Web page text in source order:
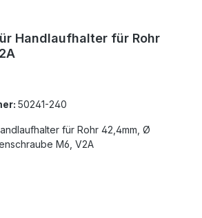
Handlaufhalter für Rohr
50241-240
für Rohr 42,4mm, Ø
M6, V2A